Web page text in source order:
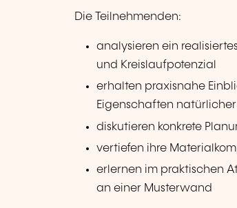
Die Teilnehmenden:
analysieren ein
und Kreislaufpotenzial
erhalten praxisnahe
Eigenschaften natürlicher
diskutieren konkrete
vertiefen ihre
erlernen im praktischen
an einer Musterwand